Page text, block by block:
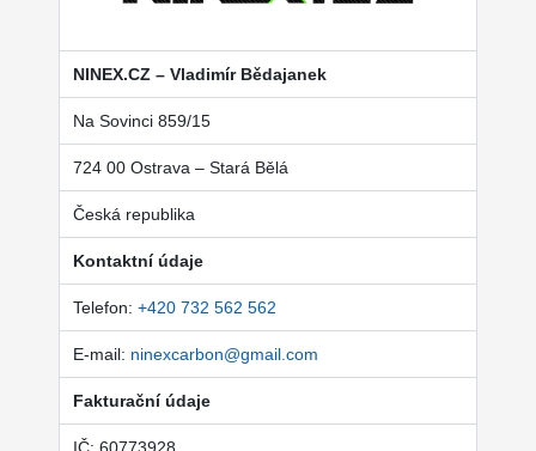
NINEX.CZ – Vladimír Bědajanek
Na Sovinci 859/15
724 00 Ostrava – Stará Bělá
Česká republika
Kontaktní údaje
Telefon: +420 732 562 562
E-mail: ninexcarbon@gmail.com
Fakturační údaje